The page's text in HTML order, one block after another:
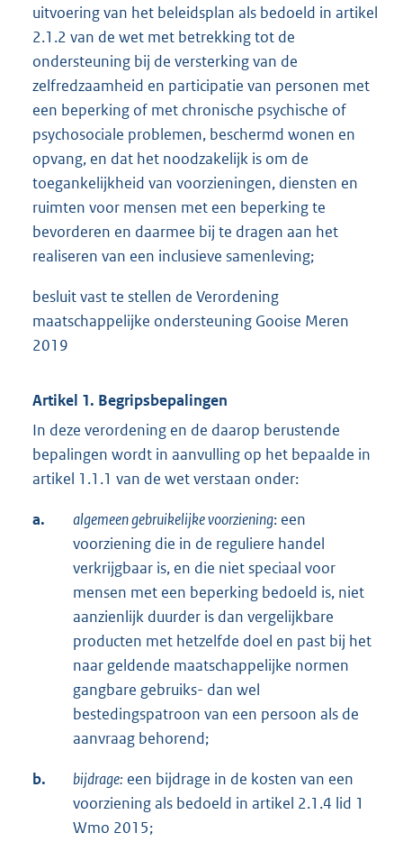
uitvoering van het beleidsplan als bedoeld in artikel
2.1.2 van de wet met betrekking tot de
ondersteuning bij de versterking van de
zelfredzaamheid en participatie van personen met
een beperking of met chronische psychische of
psychosociale problemen, beschermd wonen en
opvang, en dat het noodzakelijk is om de
toegankelijkheid van voorzieningen, diensten en
ruimten voor mensen met een beperking te
bevorderen en daarmee bij te dragen aan het
realiseren van een inclusieve samenleving;
besluit vast te stellen de Verordening
maatschappelijke ondersteuning Gooise Meren
2019
Artikel 1. Begripsbepalingen
In deze verordening en de daarop berustende
bepalingen wordt in aanvulling op het bepaalde in
artikel 1.1.1 van de wet verstaan onder:
a. algemeen gebruikelijke voorziening: een
voorziening die in de reguliere handel
verkrijgbaar is, en die niet speciaal voor
mensen met een beperking bedoeld is, niet
aanzienlijk duurder is dan vergelijkbare
producten met hetzelfde doel en past bij het
naar geldende maatschappelijke normen
gangbare gebruiks- dan wel
bestedingspatroon van een persoon als de
aanvraag behorend;
b. bijdrage: een bijdrage in de kosten van een
voorziening als bedoeld in artikel 2.1.4 lid 1
Wmo 2015;